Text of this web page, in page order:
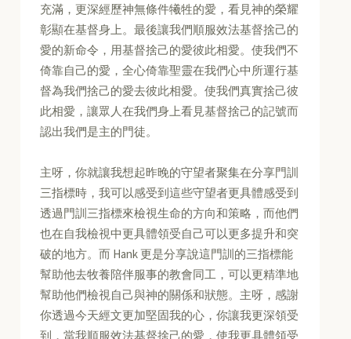
充滿，更深經歷神無條件犧牲的愛，看見神的榮耀
彰顯在基督身上。最後讓我們順服效法基督捨己的
愛的新命令，用基督捨己的愛彼此相愛。使我們不
倚靠自己的愛，全心倚靠聖靈在我們心中所運行基
督為我們捨己的愛去彼此相愛。使我們真實捨己彼
此相愛，讓眾人在我們身上看見基督捨己的記號而
認出我們是主的門徒。
主呀，你就讓我想起昨晚的守望者聚集在分享門訓
三指標時，我可以感受到這些守望者更具體感受到
透過門訓三指標來檢視生命的方向和策略，而他們
也在自我檢視中更具體領受自己可以更多提升和突
破的地方。而 Hank 更是分享說這門訓的三指標能
幫助他去牧養陪伴服事的教會同工，可以更精準地
幫助他們檢視自己與神的關係和狀態。主呀，感謝
你透過今天經文更加堅固我的心，你讓我更深領受
到，當我順服效法基督捨己的愛，使我更具體領受